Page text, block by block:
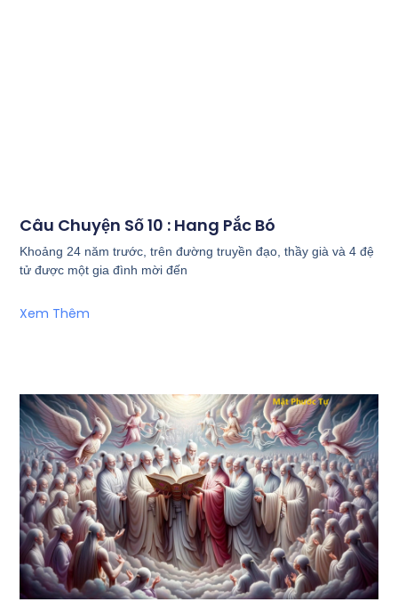
Câu Chuyện Số 10 : Hang Pắc Bó
Khoảng 24 năm trước, trên đường truyền đạo, thầy già và 4 đệ
tử được một gia đình mời đến
Xem Thêm